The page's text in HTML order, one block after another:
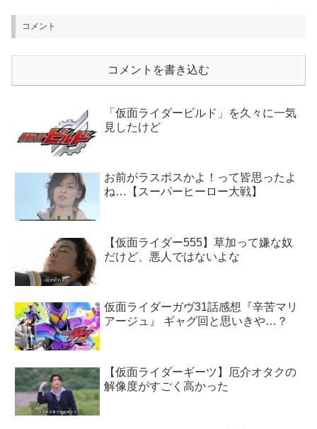
コメント
コメントを書き込む
「仮面ライダービルド」を久々に一気
見したけど
お前がラスボスかよ！って皆思ったよ
ね…【スーパーヒーロー大戦】
【仮面ライダー555】草加って嫌な奴
だけど、悪人ではないよな
仮面ライダーガヴ31話感想『辛苦マリ
アージュ』 ギャグ回と思いきや…？
【仮面ライダーギーツ】厄介オタクの
解像度がすごく高かった